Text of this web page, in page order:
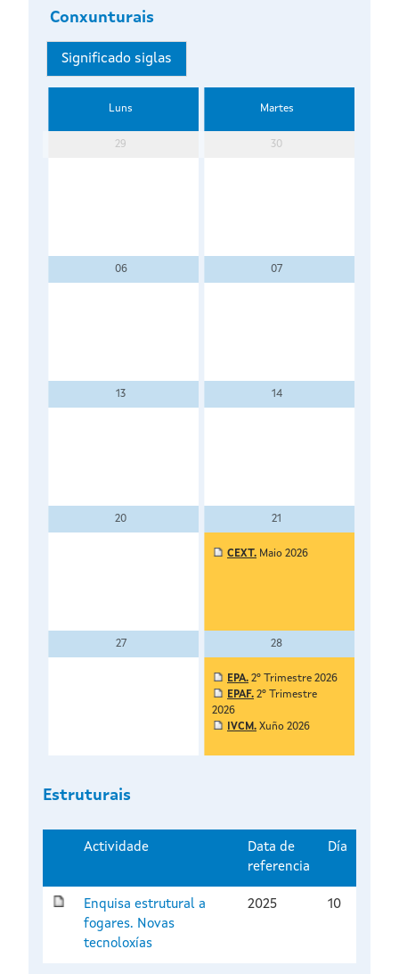
Conxunturais
Significado siglas
Luns Martes
29 30
06 07
13 14
20 21
CEXT. Maio 2026
27 28
EPA. 2º Trimestre 2026
EPAF. 2º Trimestre
2026
IVCM. Xuño 2026
Estruturais
Actividade
Data de
referencia
Día
Enquisa estrutural a
fogares. Novas
tecnoloxías
2025 10